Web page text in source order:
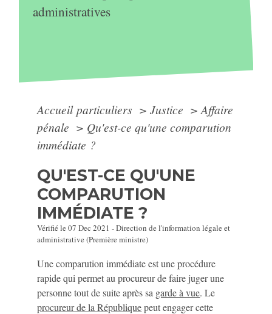
administratives
Accueil particuliers > Justice > Affaire
pénale > Qu'est-ce qu'une comparution
immédiate ?
QU'EST-CE QU'UNE
COMPARUTION
IMMÉDIATE ?
Vérifié le 07 Dec 2021 - Direction de l'information légale et
administrative (Première ministre)
Une comparution immédiate est une procédure
rapide qui permet au procureur de faire juger une
personne tout de suite après sa garde à vue. Le
procureur de la Républiquepeut engager cette